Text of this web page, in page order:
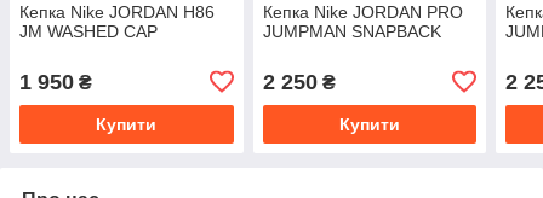
Кепка Nike JORDAN H86
JM WASHED CAP
1 950 ₴
Купити
Кепка Nike JORDAN PRO
JUMPMAN SNAPBACK
2 250₴
Купити
2